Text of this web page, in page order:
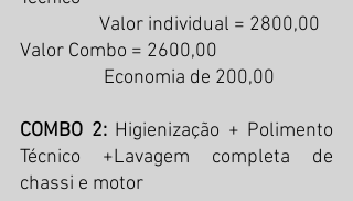
Valor individual = 2800,00
Valor Combo = 2600,00
Economia de 200,00
COMBO 2: Higienização + Polimento
Técnico +Lavagem completa de
chassi e motor